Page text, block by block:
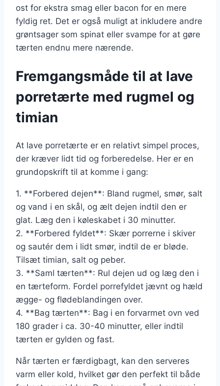
ost for ekstra smag eller bacon for en mere
fyldig ret. Det er også muligt at inkludere andre
grøntsager som spinat eller svampe for at gøre
tærten endnu mere nærende.
Fremgangsmåde til at lave
porretærte med rugmel og
timian
At lave porretærte er en relativt simpel proces,
der kræver lidt tid og forberedelse. Her er en
grundopskrift til at komme i gang:
1. **Forbered dejen**: Bland rugmel, smør, salt
og vand i en skål, og ælt dejen indtil den er
glat. Læg den i køleskabet i 30 minutter.
2. **Forbered fyldet**: Skær porrerne i skiver
og sautér dem i lidt smør, indtil de er bløde.
Tilsæt timian, salt og peber.
3. **Saml tærten**: Rul dejen ud og læg den i
en tærteform. Fordel porrefyldet jævnt og hæld
ægge- og flødeblandingen over.
4. **Bag tærten**: Bag i en forvarmet ovn ved
180 grader i ca. 30-40 minutter, eller indtil
tærten er gylden og fast.
Når tærten er færdigbagt, kan den serveres
varm eller kold, hvilket gør den perfekt til både